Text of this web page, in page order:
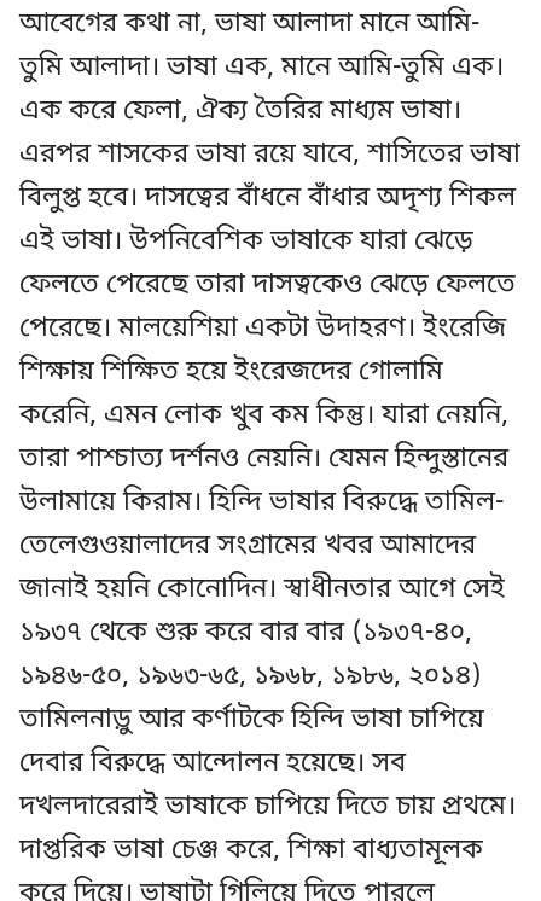
আবেগের কথা না, ভাষা আলাদা মানে আমি-
তুমি আলাদা। ভাষা এক, মানে আমি-তুমি এক।
এক করে ফেলা, ঐক্য তৈরির মাধ্যম ভাষা।
এরপর শাসকের ভাষা রয়ে যাবে, শাসিতের ভাষা
বিলুপ্ত হবে। দাসত্বের বাঁধনে বাঁধার অদৃশ্য শিকল
এই ভাষা। উপনিবেশিক ভাষাকে যারা ঝেড়ে
ফেলতে পেরেছে তারা দাসত্বকেও ঝেড়ে ফেলতে
পেরেছে। মালয়েশিয়া একটা উদাহরণ। ইংরেজি
শিক্ষায় শিক্ষিত হয়ে ইংরেজদের গোলামি
করেনি, এমন লোক খুব কম কিন্তু। যারা নেয়নি,
তারা পাশ্চাত্য দর্শনও নেয়নি। যেমন হিন্দুস্তানের
উলামায়ে কিরাম। হিন্দি ভাষার বিরুদ্ধে তামিল-
তেলেগুওয়ালাদের সংগ্রামের খবর আমাদের
জানাই হয়নি কোনোদিন। স্বাধীনতার আগে সেই
১৯৩৭ থেকে শুরু করে বার বার (১৯৩৭-৪০,
১৯৪৬-৫০, ১৯৬৩-৬৫, ১৯৬৮, ১৯৮৬, ২০১৪)
তামিলনাড়ু আর কর্ণাটকে হিন্দি ভাষা চাপিয়ে
দেবার বিরুদ্ধে আন্দোলন হয়েছে। সব
দখলদারেরাই ভাষাকে চাপিয়ে দিতে চায় প্রথমে।
দাপ্তরিক ভাষা চেঞ্জ করে, শিক্ষা বাধ্যতামূলক
করে দিয়ে। ভাষাটা গিলিয়ে দিতে পারলে